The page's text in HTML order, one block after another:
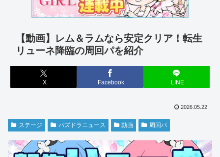
【動画】レム＆ラムなら安定クリア！転生
リューネ降臨の周回パを紹介
X Facebook LINE
2026.05.22
ステージ パズドラニュース 動画 周回パ